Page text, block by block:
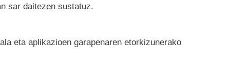
sar daitezen sustatuz.
eta aplikazioen garapenaren etorkizunerako